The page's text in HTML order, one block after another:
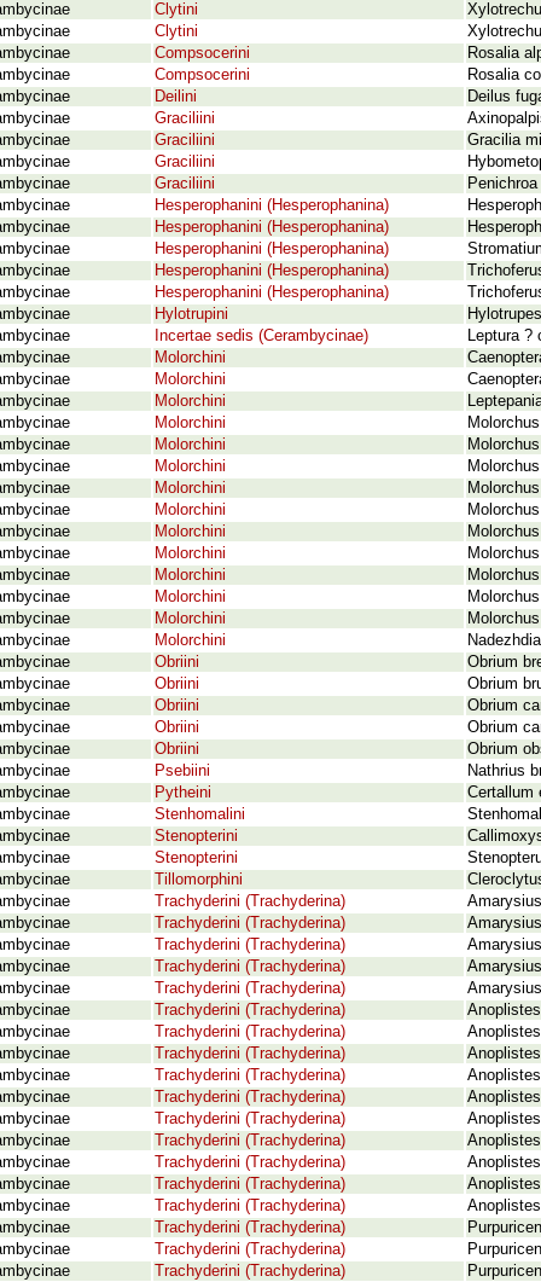
Clytini
Clytini
Compsocerini
Rosalia
Compsocerini
Rosalia
Deilini
Deilus
Graciliini
Graciliini
Gracilia
Graciliini
Graciliini
Hesperophanini (Hesperophanina)
Hesperophanini (Hesperophanina)
Hesperophanini (Hesperophanina)
Hesperophanini (Hesperophanina)
Hesperophanini (Hesperophanina)
Hylotrupini
Incertae sedis (Cerambycinae)
Leptura ?
Molorchini
Molorchini
Molorchini
Molorchini
Molorchini
Molorchini
Molorchini
Molorchini
Molorchini
Molorchini
Molorchini
Molorchini
Molorchini
Molorchini
Obriini
Obrium
Obriini
Obrium
Obriini
Obrium
Obriini
Obrium
Obriini
Obrium
Psebiini
Nathrius
Pytheini
Certallum
Stenhomalini
Stenopterini
Stenopterini
Tillomorphini
Trachyderini (Trachyderina)
Trachyderini (Trachyderina)
Trachyderini (Trachyderina)
Trachyderini (Trachyderina)
Trachyderini (Trachyderina)
Trachyderini (Trachyderina)
Trachyderini (Trachyderina)
Trachyderini (Trachyderina)
Trachyderini (Trachyderina)
Trachyderini (Trachyderina)
Trachyderini (Trachyderina)
Trachyderini (Trachyderina)
Trachyderini (Trachyderina)
Trachyderini (Trachyderina)
Trachyderini (Trachyderina)
Trachyderini (Trachyderina)
Trachyderini (Trachyderina)
Trachyderini (Trachyderina)